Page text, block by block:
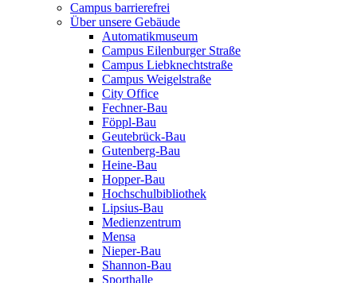
Campus barrierefrei
Über unsere Gebäude
Automatikmuseum
Campus Eilenburger Straße
Campus Liebknechtstraße
Campus Weigelstraße
City Office
Fechner-Bau
Föppl-Bau
Geutebrück-Bau
Gutenberg-Bau
Heine-Bau
Hopper-Bau
Hochschulbibliothek
Lipsius-Bau
Medienzentrum
Mensa
Nieper-Bau
Shannon-Bau
Sporthalle